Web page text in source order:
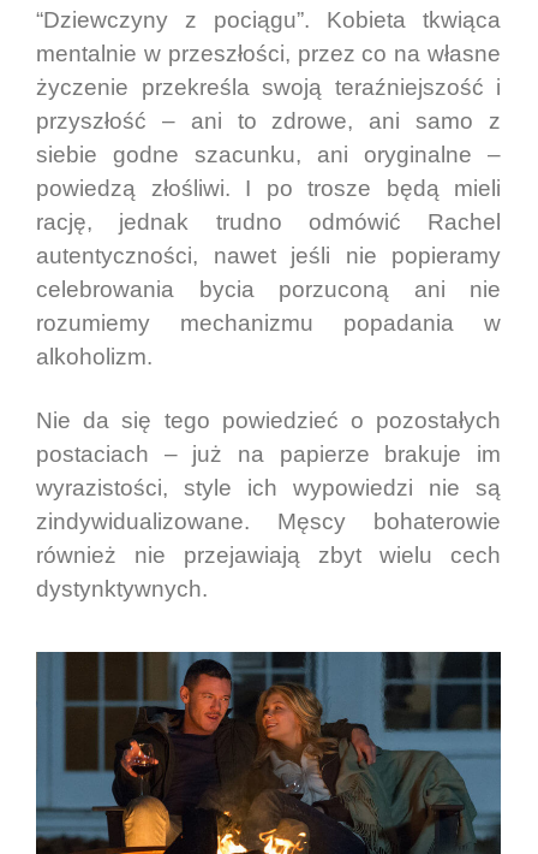
“Dziewczyny z pociągu”. Kobieta tkwiąca
mentalnie w przeszłości, przez co na własne
życzenie przekreśla swoją teraźniejszość i
przyszłość – ani to zdrowe, ani samo z
siebie godne szacunku, ani oryginalne –
powiedzą złośliwi. I po trosze będą mieli
rację, jednak trudno odmówić Rachel
autentyczności, nawet jeśli nie popieramy
celebrowania bycia porzuconą ani nie
rozumiemy mechanizmu popadania w
alkoholizm.
Nie da się tego powiedzieć o pozostałych
postaciach – już na papierze brakuje im
wyrazistości, style ich wypowiedzi nie są
zindywidualizowane. Męscy bohaterowie
również nie przejawiają zbyt wielu cech
dystynktywnych.